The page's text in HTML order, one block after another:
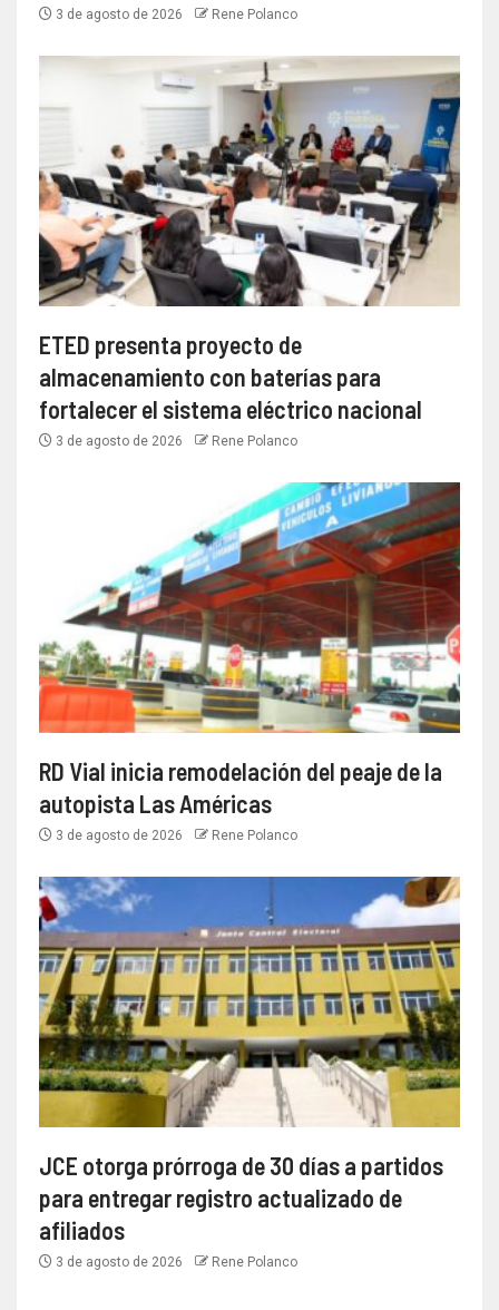
3 de agosto de 2026 Rene Polanco
ETED presenta proyecto de
almacenamiento con baterías para
fortalecer el sistema eléctrico nacional
3 de agosto de 2026 Rene Polanco
RD Vial inicia remodelación del peaje de la
autopista Las Américas
3 de agosto de 2026 Rene Polanco
JCE otorga prórroga de 30 días a partidos
para entregar registro actualizado de
afiliados
3 de agosto de 2026 Rene Polanco